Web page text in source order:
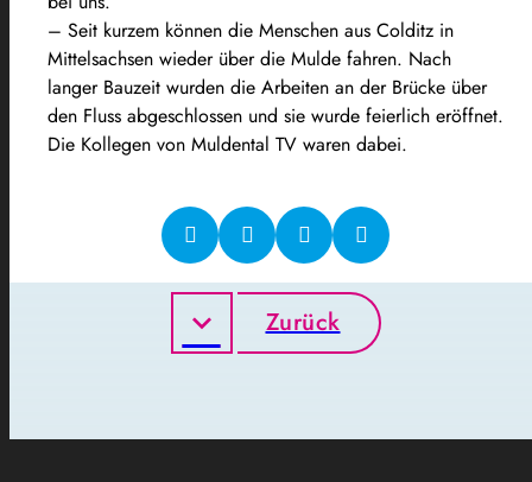
– Seit kurzem können die Menschen aus Colditz in
Mittelsachsen wieder über die Mulde fahren. Nach
langer Bauzeit wurden die Arbeiten an der Brücke über
den Fluss abgeschlossen und sie wurde feierlich eröffnet.
Die Kollegen von Muldental TV waren dabei.
Zurück